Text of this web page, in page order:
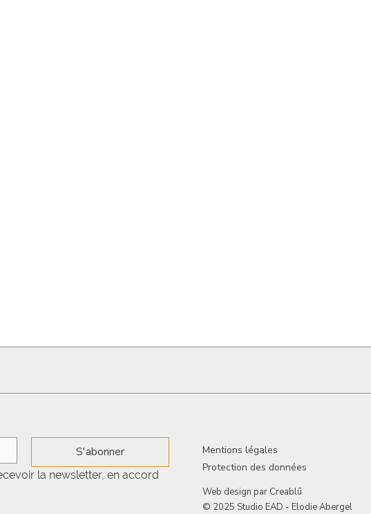
S'abonner
la newsletter, en accord
Mentions légales
Protection des données
Web design par Creablū
© 2025 Studio EAD - Elodie Abergel